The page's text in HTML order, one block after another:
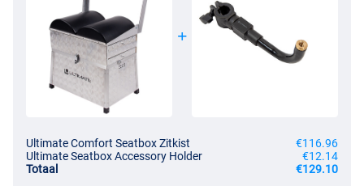
Ultimate Comfort Seatbox Zitkist
€116.96
Ultimate Seatbox Accessory Holder
€12.14
Totaal
€129.10